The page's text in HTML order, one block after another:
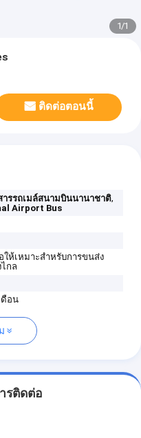
1/1
ติดต่อตอนนี้
ารรถเมล์สนามบินนานาชาติ,
Airport Bus
ให้เหมาะสำหรับการขนส่ง
กล
ดือน
รติดต่อ